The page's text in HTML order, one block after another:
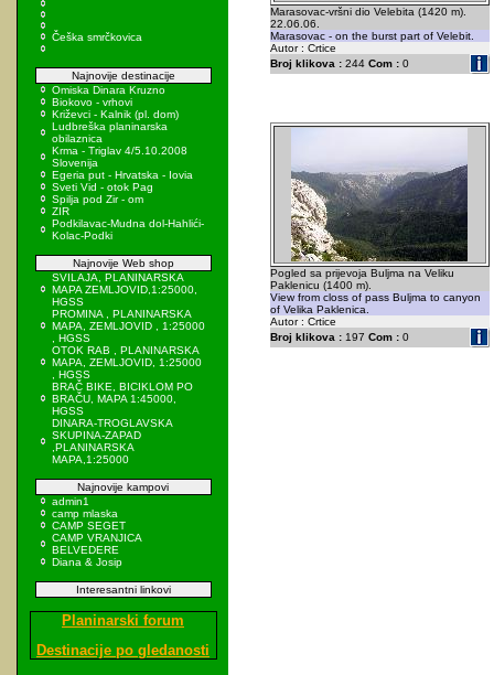
Češka smrčkovica
Najnovije destinacije
Omiska Dinara Kruzno
Biokovo - vrhovi
Križevci - Kalnik (pl. dom)
Ludbreška planinarska
obilaznica
Krma - Triglav 4/5.10.2008
Slovenija
Egeria put - Hrvatska - Iovia
Sveti Vid - otok Pag
Spilja pod Zir - om
ZIR
Podkilavac-Mudna dol-Hahlići-
Kolac-Podki
Najnovije Web shop
SVILAJA, PLANINARSKA
MAPA ZEMLJOVID,1:25000,
HGSS
PROMINA , PLANINARSKA
MAPA, ZEMLJOVID , 1:25000
, HGSS
OTOK RAB , PLANINARSKA
MAPA, ZEMLJOVID, 1:25000
, HGSS
BRAČ BIKE, BICIKLOM PO
BRAČU, MAPA 1:45000,
HGSS
DINARA-TROGLAVSKA
SKUPINA-ZAPAD
,PLANINARSKA
MAPA,1:25000
Najnovije kampovi
admin1
camp mlaska
CAMP SEGET
CAMP VRANJICA
BELVEDERE
Diana & Josip
Interesantni linkovi
Planinarski forum
Destinacije po gledanosti
Marasovac-vršni dio Velebita (1420 m).
22.06.06.
Marasovac - on the burst part of Velebit.
Autor : Crtice
Broj klikova :244 Com :0
Pogled sa prijevoja Buljma na Veliku
Paklenicu (1400 m).
View from closs of pass Buljma to canyon
of Velika Paklenica.
Autor : Crtice
Broj klikova :197 Com :0